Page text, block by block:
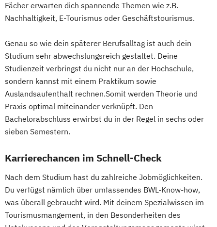
Fächer erwarten dich spannende Themen wie z.B.
Nachhaltigkeit, E-Tourismus oder Geschäftstourismus.
Genau so wie dein späterer Berufsalltag ist auch dein
Studium sehr abwechslungsreich gestaltet. Deine
Studienzeit verbringst du nicht nur an der Hochschule,
sondern kannst mit einem Praktikum sowie
Auslandsaufenthalt rechnen.Somit werden Theorie und
Praxis optimal miteinander verknüpft. Den
Bachelorabschluss erwirbst du in der Regel in sechs oder
sieben Semestern.
Karrierechancen im Schnell-Check
Nach dem Studium hast du zahlreiche Jobmöglichkeiten.
Du verfügst nämlich über umfassendes BWL-Know-how,
was überall gebraucht wird. Mit deinem Spezialwissen im
Tourismusmangement, in den Besonderheiten des